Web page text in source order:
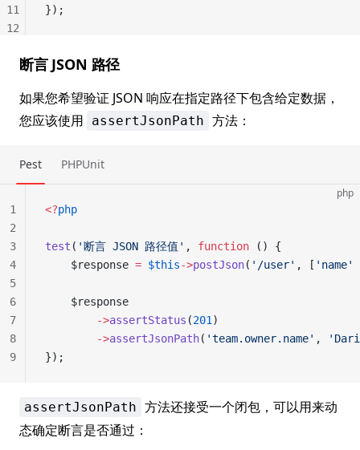
});
11
12
断言 JSON 路径
如果您希望验证 JSON 响应在指定路径下包含给定数据，
您应该使用
assertJsonPath 方法：
Pest PHPUnit
php
<?php
test ( '断言 JSON 路径值' , function () {
    $response
= $this->postJson( '/user' , [ 'name'
    $response
        ->
assertStatus (201 )
        ->
assertJsonPath( 'team.owner.name' ,
});
1
2
3
4
5
6
7
8
9
assertJsonPath 方法还接受一个闭包，可以用来动
态确定断言是否通过：